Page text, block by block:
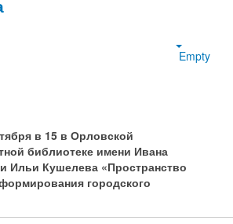
Empty
в 15 в Орловской
библиотеке имени Ивана
Ильи Кушелева «Пространство
городского